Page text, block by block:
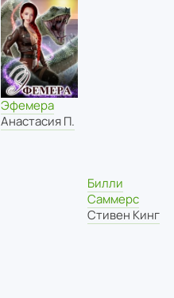
Эфемера
Анастасия П.
Билли
Саммерс
Стивен Кинг